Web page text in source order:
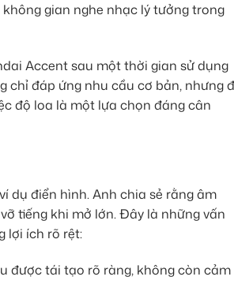
gian nghe nhạc lý tưởng trong
Accent sau một thời gian sử dụng
chỉ đáp ứng nhu cầu cơ bản, nhưng
độ loa là một lựa chọn đáng cân
dụ điển hình. Anh chia sẻ rằng âm
tiếng khi mở lớn. Đây là những vấn
lợi ích rõ rệt:
được tái tạo rõ ràng, không còn cảm